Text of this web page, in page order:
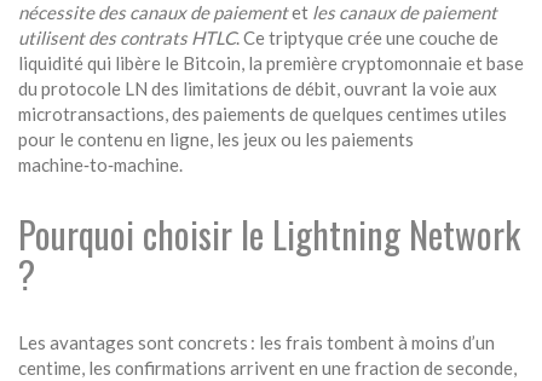
nécessite des canaux de paiementet les canaux de paiement
utilisent des contrats HTLC. Ce triptyque crée une couche de
liquidité qui libère le Bitcoin, la première cryptomonnaie et base
du protocole LN des limitations de débit, ouvrant la voie aux
microtransactions,des paiements de quelques centimes utiles
pour le contenu en ligne, les jeux ou les paiements
machine‑to‑machine.
Pourquoi choisir le Lightning Network
?
Les avantages sont concrets : les frais tombent à moins d’un
centime, les confirmations arrivent en une fraction de seconde,